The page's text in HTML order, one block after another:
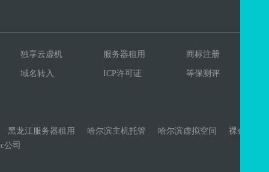
独享云虚机 服务器租用 商标注册
域名转入 ICP许可证 等保测评
黑龙江服务器租用 哈尔滨主机托管 哈尔滨虚拟空间
裸金属
公司